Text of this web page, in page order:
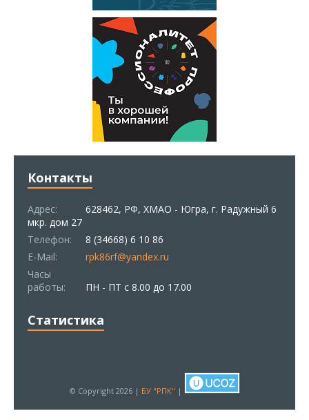
Контакты
Адрес:
628462, РФ, ХМАО - Югра, г. Радужный 6
мкр. дом 27
Телефон:
8 (34668) 6 10 86
E-Mail:
rpk86rf@yandex.ru
Часы
работы:
ПН - ПТ с 8.00 до 17.00
Статистика
© Copyright 2026 | БУ "РПК" |